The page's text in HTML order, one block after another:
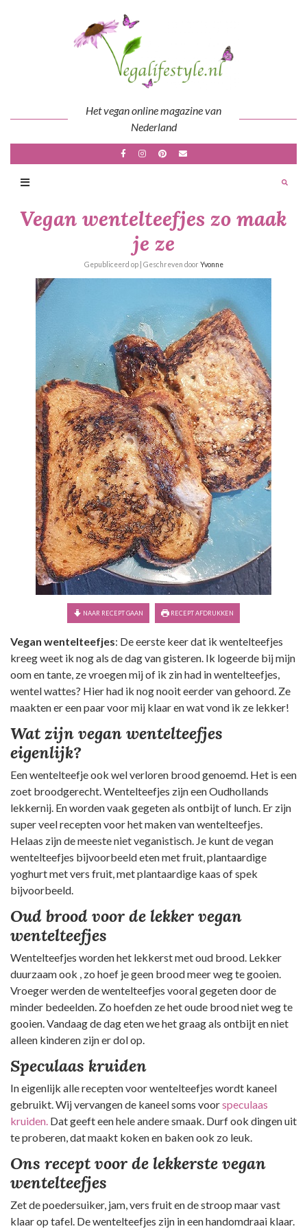
Het vegan online magazine van
Nederland
Vegan wentelteefjes zo maak
je ze
Gepubliceerd op | Geschreven door Yvonne
NAAR RECEPT GAAN RECEPT AFDRUKKEN
Vegan wentelteefjes: De eerste keer dat ik wentelteefjes
kreeg weet ik nog als de dag van gisteren. Ik logeerde bij mijn
oom en tante, ze vroegen mij of ik zin had in wentelteefjes,
wentel wattes? Hier had ik nog nooit eerder van gehoord. Ze
maakten er een paar voor mij klaar en wat vond ik ze lekker!
Wat zijn vegan wentelteefjes
eigenlijk?
Een wentelteefje ook wel verloren brood genoemd. Het is een
zoet broodgerecht. Wentelteefjes zijn een Oudhollands
lekkernij. En worden vaak gegeten als ontbijt of lunch. Er zijn
super veel recepten voor het maken van wentelteefjes.
Helaas zijn de meeste niet veganistisch. Je kunt de vegan
wentelteefjes bijvoorbeeld eten met fruit, plantaardige
yoghurt met vers fruit, met plantaardige kaas of spek
bijvoorbeeld.
Oud brood voor de lekker vegan
wentelteefjes
Wentelteefjes worden het lekkerst met oud brood. Lekker
duurzaam ook , zo hoef je geen brood meer weg te gooien.
Vroeger werden de wentelteefjes vooral gegeten door de
minder bedeelden. Zo hoefden ze het oude brood niet weg te
gooien. Vandaag de dag eten we het graag als ontbijt en niet
alleen kinderen zijn er dol op.
Speculaas kruiden
In eigenlijk alle recepten voor wentelteefjes wordt kaneel
gebruikt. Wij vervangen de kaneel soms voorspeculaas
kruiden. Dat geeft een hele andere smaak. Durf ook dingen uit
te proberen, dat maakt koken en baken ook zo leuk.
Ons recept voor de lekkerste vegan
wentelteefjes
Zet de poedersuiker, jam, vers fruit en de stroop maar vast
klaar op tafel. De wentelteefjes zijn in een handomdraai klaar.